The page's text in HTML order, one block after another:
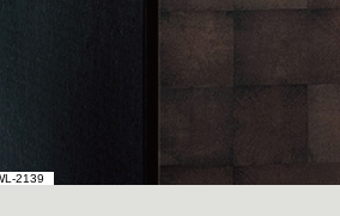
2139